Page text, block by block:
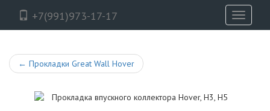
+7(991)973-17-17
Toggle
← Прокладки Great Wall Hover